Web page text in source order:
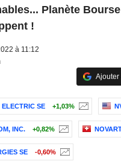
Planète
!
à 11:12
Ajouter
ELECTRIC SE +1,03%
INC. +0,82%
SE -0,60%